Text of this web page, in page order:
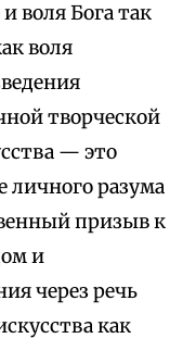
воля Бога так
воля
творческой
— это
личного разума
призыв к
и
через речь
как